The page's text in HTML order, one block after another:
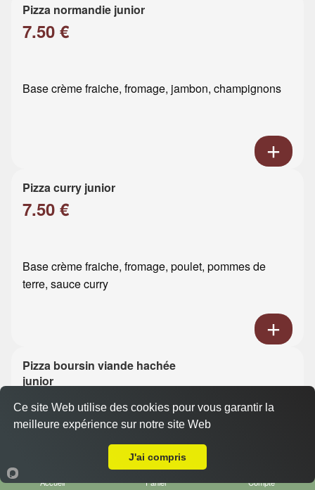
Pizza normandie junior
7.50 €
Base crème fraiche, fromage, jambon, champignons
Pizza curry junior
7.50 €
Base crème fraiche, fromage, poulet, pommes de
terre, sauce curry
Pizza boursin viande hachée
junior
7.50 €
Base crème fraiche, fromage, viande hachée, boursin
Accueil Panier Compte
Ce site Web utilise des cookies pour vous garantir la
meilleure expérience sur notre site Web
J'ai compris